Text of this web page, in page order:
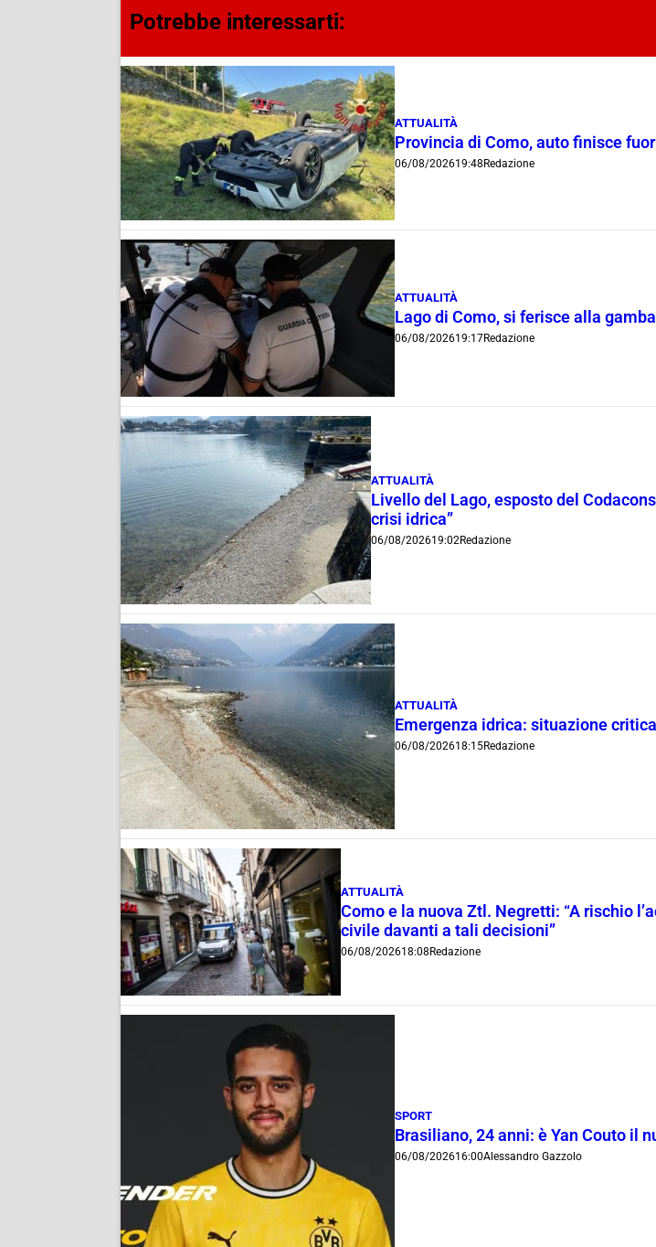
Potrebbe interessarti:
ATTUALITÀ
Provincia di Como, auto finisce
06/08/202619:48 Redazione
ATTUALITÀ
Lago di Como, si ferisce alla
06/08/202619:17Redazione
ATTUALITÀ
Livello del Lago, esposto del
crisi idrica”
06/08/202619:02Redazione
ATTUALITÀ
Emergenza idrica: situazione
06/08/202618:15Redazione
ATTUALITÀ
Como e la nuova Ztl. Negretti: “A rischio
civile davanti a tali decisioni”
06/08/202618:08Redazione
SPORT
Brasiliano, 24 anni: è Yan Couto il
06/08/202616:00Alessandro Gazzolo